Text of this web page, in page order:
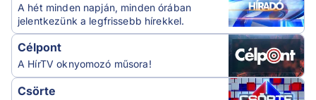
A hét minden napján, minden órában
jelentkezünk a legfrissebb hírekkel.
Célpont
A HírTV oknyomozó műsora!
Csörte